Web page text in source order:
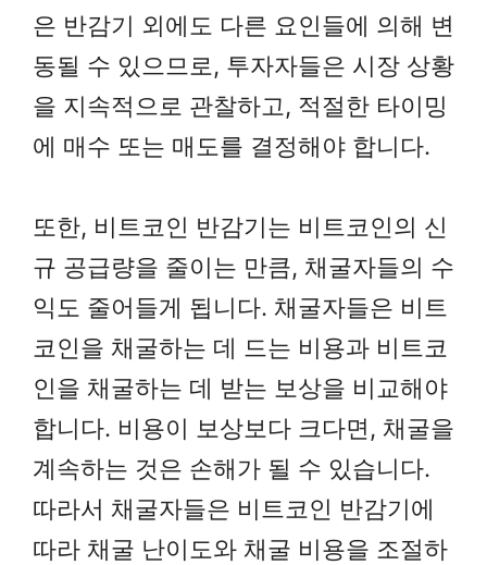
은 반감기 외에도 다른 요인들에 의해 변
동될 수 있으므로, 투자자들은 시장 상황
을 지속적으로 관찰하고, 적절한 타이밍
에 매수 또는 매도를 결정해야 합니다.
또한, 비트코인 반감기는 비트코인의 신
규 공급량을 줄이는 만큼, 채굴자들의 수
익도 줄어들게 됩니다. 채굴자들은 비트
코인을 채굴하는 데 드는 비용과 비트코
인을 채굴하는 데 받는 보상을 비교해야
합니다. 비용이 보상보다 크다면, 채굴을
계속하는 것은 손해가 될 수 있습니다.
따라서 채굴자들은 비트코인 반감기에
따라 채굴 난이도와 채굴 비용을 조절하